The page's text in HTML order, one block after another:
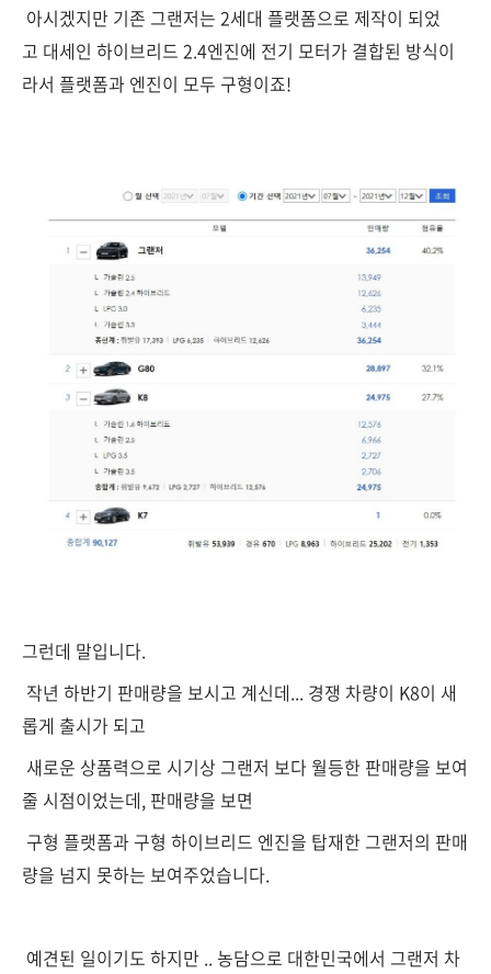
아시겠지만 기존 그랜저는 2세대 플랫폼으로 제작이 되었
고 대세인 하이브리드 2.4엔진에 전기 모터가 결합된 방식이
라서 플랫폼과 엔진이 모두 구형이죠!
그런데 말입니다.
작년 하반기 판매량을 보시고 계신데... 경쟁 차량이 K8이 새
롭게 출시가 되고
새로운 상품력으로 시기상 그랜저 보다 월등한 판매량을 보여
줄 시점이었는데, 판매량을 보면
구형 플랫폼과 구형 하이브리드 엔진을 탑재한 그랜저의 판매
량을 넘지 못하는 보여주었습니다.
예견된 일이기도 하지만 .. 농담으로 대한민국에서 그랜저 차